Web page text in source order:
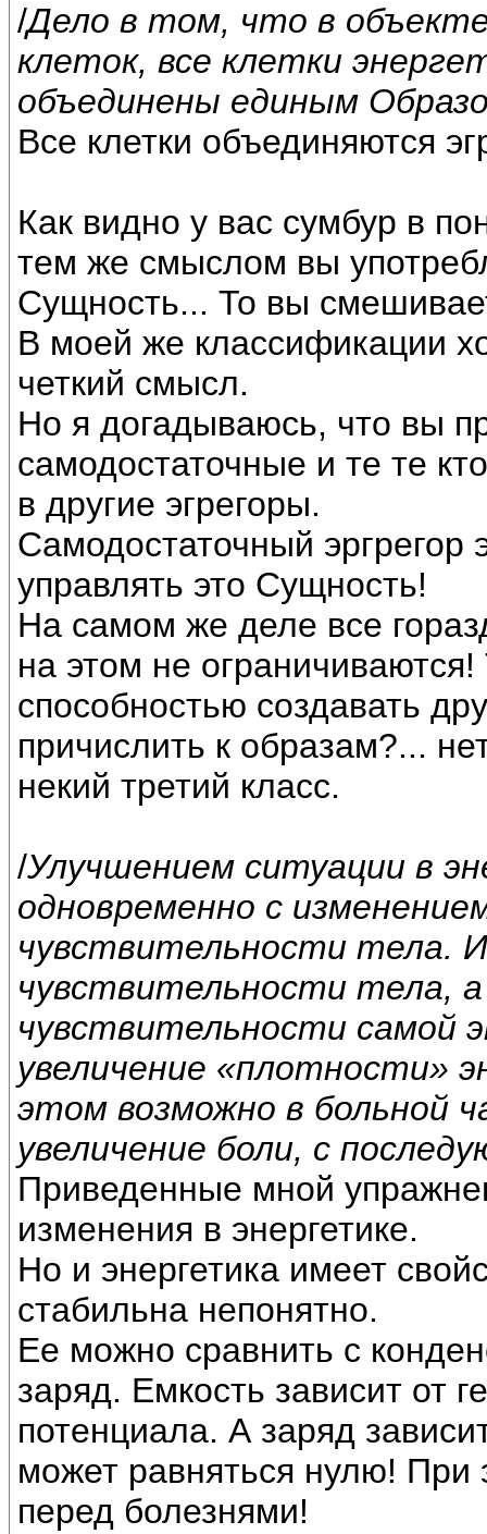
/Дело в том, что в
клеток, все клетки
объединены единым
Все клетки объединяются
Как видно у вас сумбур в
тем же смыслом вы
Сущность... То вы
В моей же классификации
четкий смысл.
Но я догадываюсь, что вы
самодостаточные и те те
в другие эгрегоры.
Самодостаточный эргрегор
управлять это Сущность!
На самом же деле все
на этом не
способностью создавать
причислить к образам?...
некий третий класс.
/Улучшением ситуации в
одновременно с
чувствительности тела.
чувствительности тела,
чувствительности самой
увеличение «плотности»
этом возможно в больной
увеличение боли, с
Приведенные мной
изменения в энергетике.
Но и энергетика имеет
стабильна непонятно.
Ее можно сравнить с
заряд. Емкость зависит от
потенциала. А заряд
может равняться нулю! При
перед болезнями!